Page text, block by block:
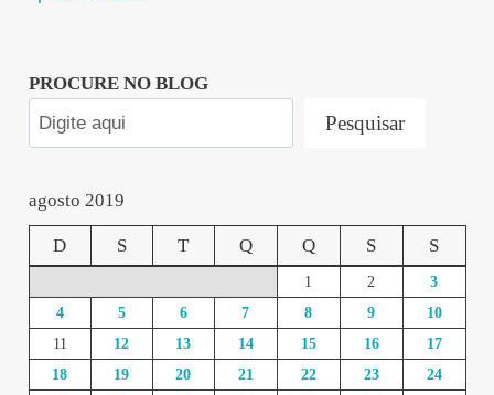
PROCURE NO BLOG
Pesquisar
agosto 2019
D S T Q Q S S
1 2
3
4
5 6 7 8 9
10
11
12 13 14 15 16
17
18
19 20 21 22 23
24